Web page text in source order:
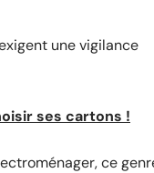
une vigilance
ses cartons !
ce